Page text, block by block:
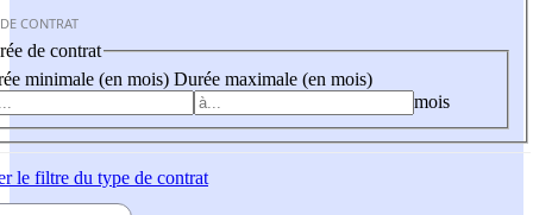
CONTRAT
de contrat
minimale (en mois) Durée maximale (en mois)
mois
le filtre du type de contrat